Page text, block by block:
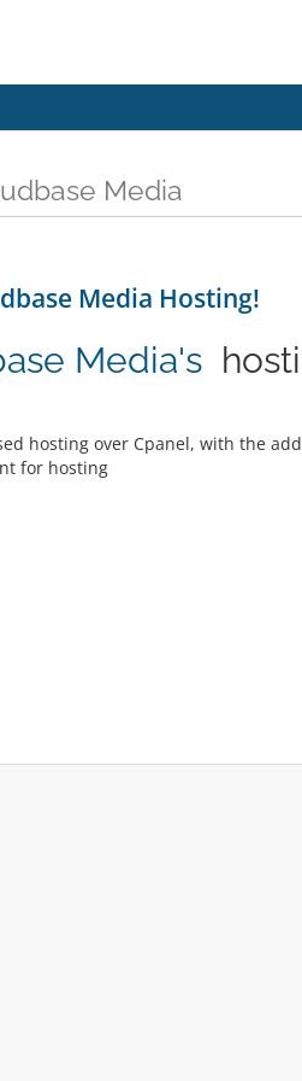
Media
Media Hosting!
Media's
hosting over Cpanel, with the
for hosting